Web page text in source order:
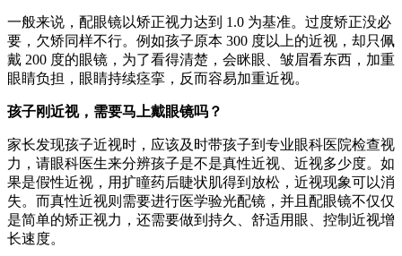
一般来说，配眼镜以矫正视力达到 1.0 为基准。过度矫正没必
要，欠矫同样不行。例如孩子原本 300 度以上的近视，却只佩
戴 200 度的眼镜，为了看得清楚，会眯眼、皱眉看东西，加重
眼睛负担，眼睛持续痉挛，反而容易加重近视。
孩子刚近视，需要马上戴眼镜吗？
家长发现孩子近视时，应该及时带孩子到专业眼科医院检查视
力，请眼科医生来分辨孩子是不是真性近视、近视多少度。如
果是假性近视，用扩瞳药后睫状肌得到放松，近视现象可以消
失。而真性近视则需要进行医学验光配镜，并且配眼镜不仅仅
是简单的矫正视力，还需要做到持久、舒适用眼、控制近视增
长速度。